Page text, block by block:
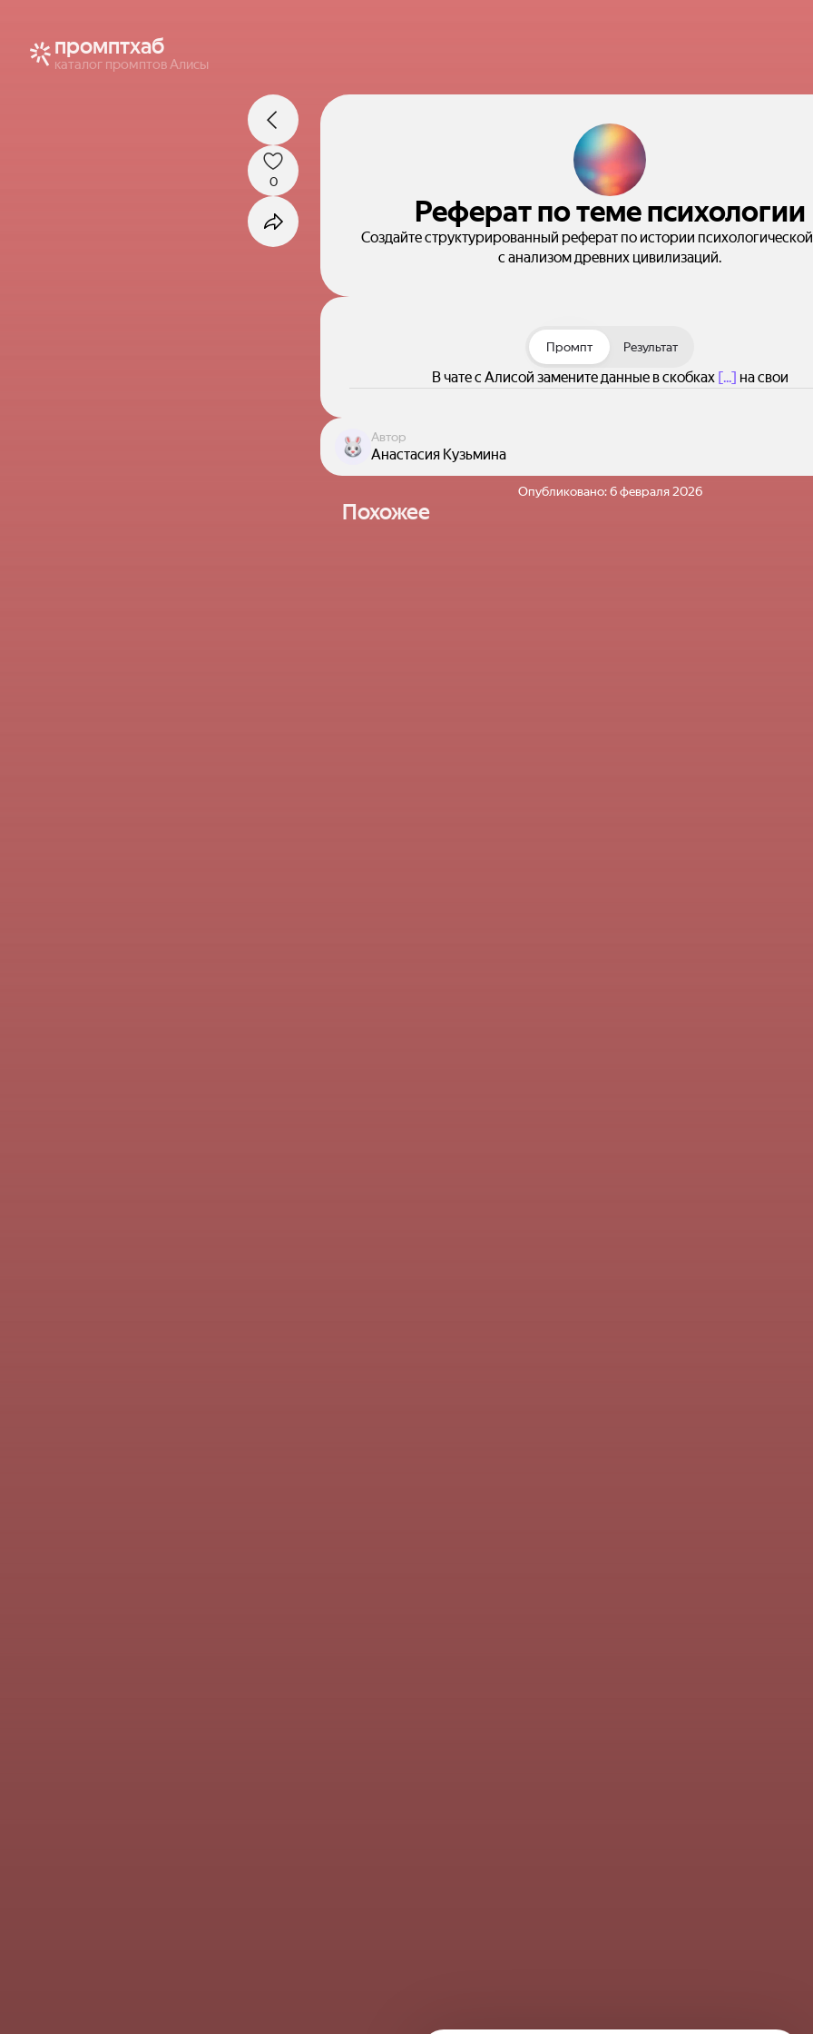
промптхаб
каталог промптов Алисы
Реферат по теме психологии
Создайте структурированный реферат по истории
с анализом древних цивилизаций.
0
Промпт Результат
В чате с Алисой замените данные в скобках [...] на свои
Автор
Анастасия Кузьмина
Опубликовано:6 февраля 2026
Похожее